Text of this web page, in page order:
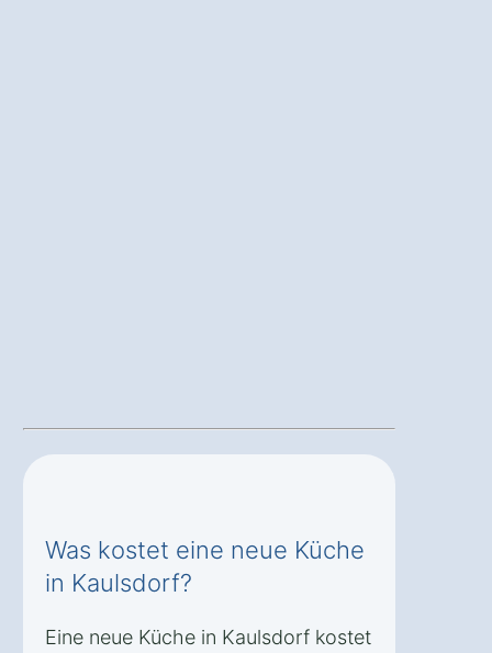
Was kostet eine neue Küche
in Kaulsdorf?
Eine neue Küche in Kaulsdorf kostet